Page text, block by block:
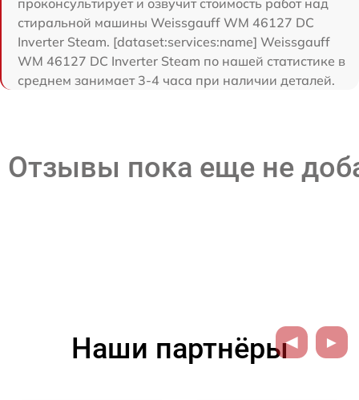
стиральной машины Weissgauff WM 46127 DC
Inverter Steam. [dataset:services:name] Weissgauff
WM 46127 DC Inverter Steam по нашей статистике в
среднем занимает 3-4 часа при наличии деталей.
Отзывы пока еще не
Наши партнёры